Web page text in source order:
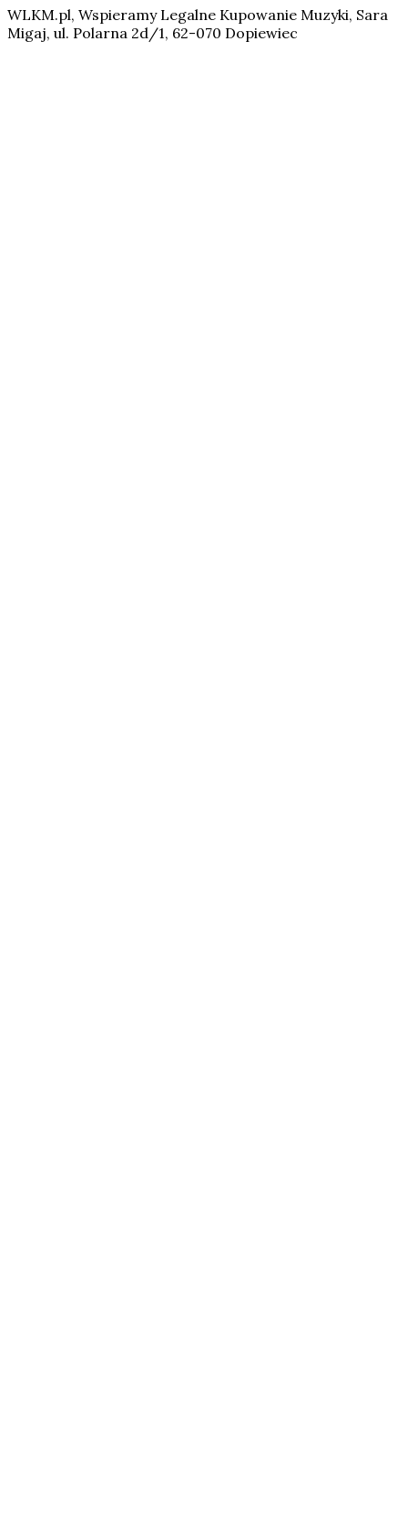
WLKM.pl, Wspieramy Legalne Kupowanie Muzyki, Sara
Migaj, ul. Polarna 2d/1, 62-070 Dopiewiec